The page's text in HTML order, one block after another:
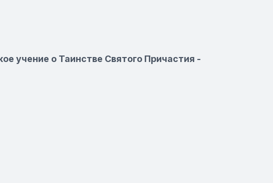
учение о Таинстве Святого Причастия -